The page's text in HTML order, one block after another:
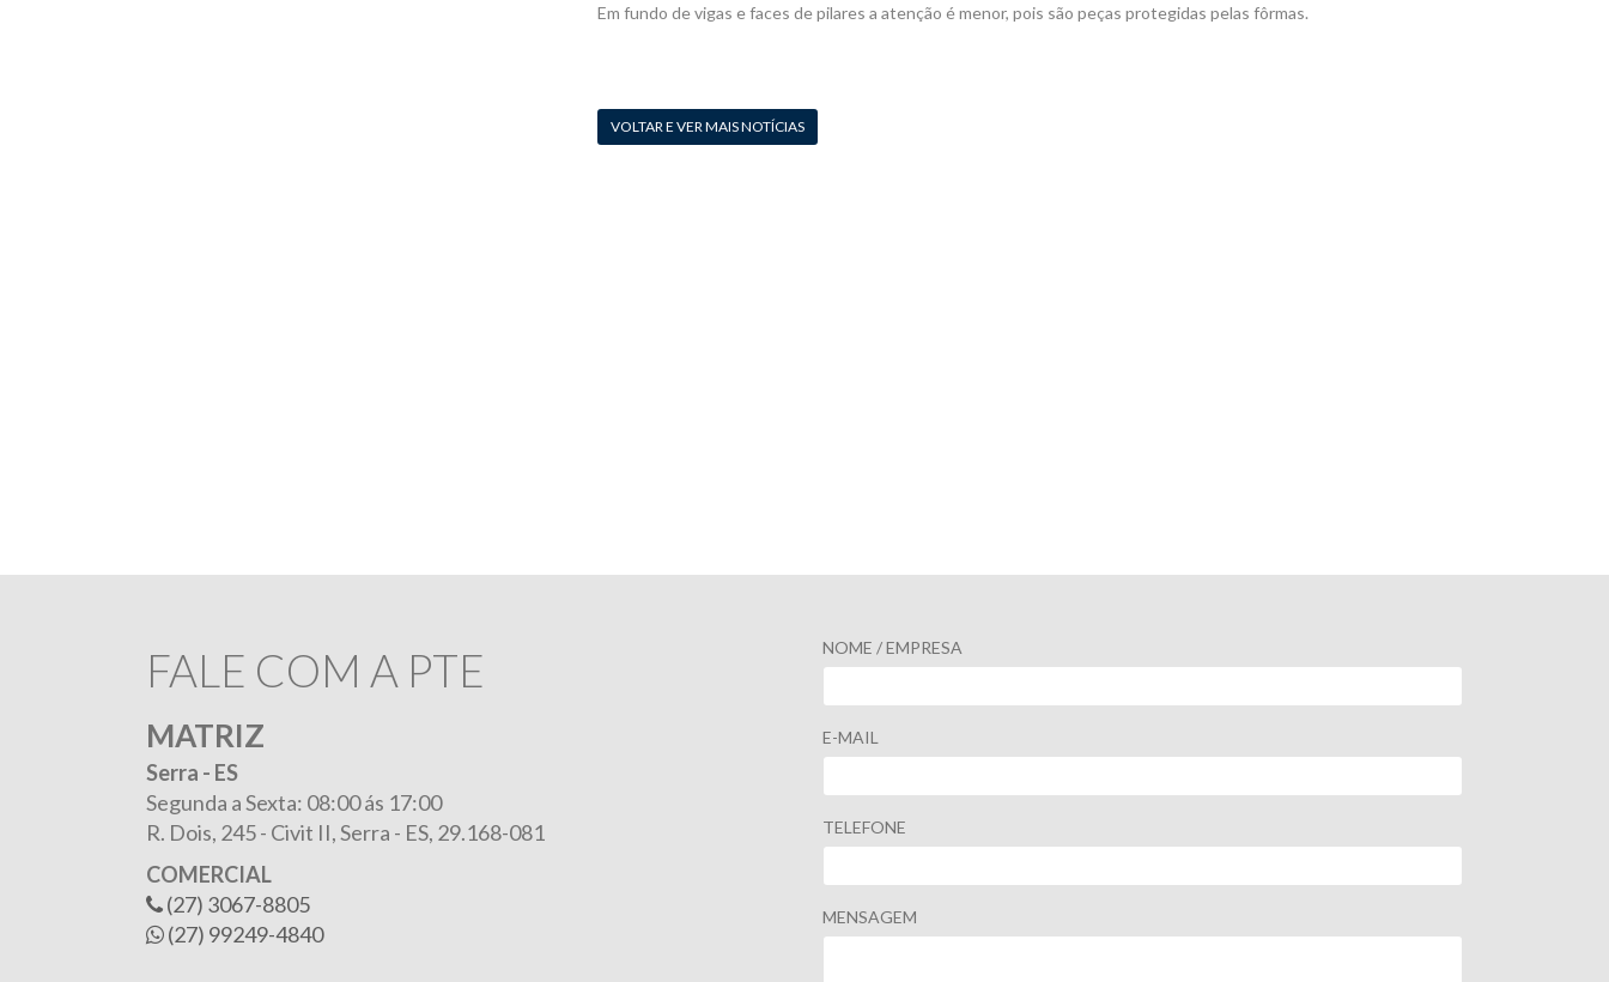
Em fundo de vigas e faces de pilares a atenção é menor, pois são peças protegidas pelas fôrmas.
VOLTAR E VER MAIS NOTÍCIAS
FALE COM A PTE
MATRIZ
Serra - ES
Segunda a Sexta: 08:00 ás 17:00
R. Dois, 245 - Civit II, Serra - ES, 29.168-081
COMERCIAL
(27) 3067-8805
(27) 99249-4840
NOME / EMPRESA
E-MAIL
TELEFONE
MENSAGEM